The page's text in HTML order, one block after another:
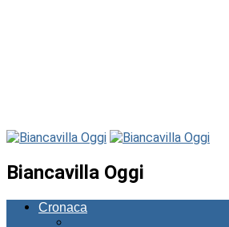
Biancavilla Oggi
Cronaca